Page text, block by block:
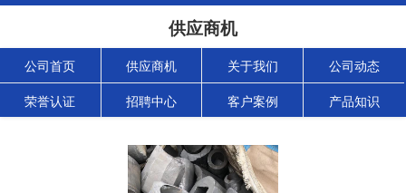
供应商机
公司首页 供应商机 关于我们 公司动态
荣誉认证 招聘中心 客户案例 产品知识